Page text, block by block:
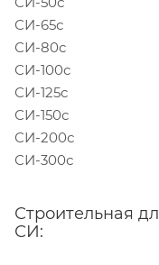
СИ-65с
СИ-80с
СИ-100с
СИ-125с
СИ-150с
СИ-200с
СИ-300с
Строительная
СИ: